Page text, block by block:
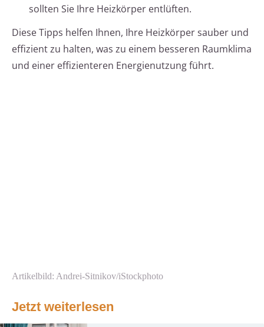
sollten Sie Ihre Heizkörper entlüften.
Diese Tipps helfen Ihnen, Ihre Heizkörper sauber und
effizient zu halten, was zu einem besseren Raumklima
und einer effizienteren Energienutzung führt.
Artikelbild: Andrei-Sitnikov/iStockphoto
Jetzt weiterlesen